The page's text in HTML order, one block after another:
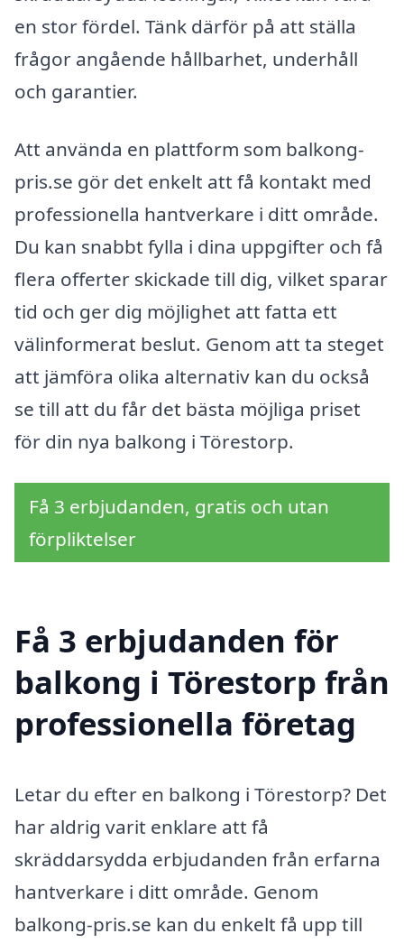
en stor fördel. Tänk därför på att ställa
frågor angående hållbarhet, underhåll
och garantier.
Att använda en plattform som balkong-
pris.se gör det enkelt att få kontakt med
professionella hantverkare i ditt område.
Du kan snabbt fylla i dina uppgifter och få
flera offerter skickade till dig, vilket sparar
tid och ger dig möjlighet att fatta ett
välinformerat beslut. Genom att ta steget
att jämföra olika alternativ kan du också
se till att du får det bästa möjliga priset
för din nya balkong i Törestorp.
Få 3 erbjudanden, gratis och utan
förpliktelser
Få 3 erbjudanden för
balkong i Törestorp från
professionella företag
Letar du efter en balkong i Törestorp? Det
har aldrig varit enklare att få
skräddarsydda erbjudanden från erfarna
hantverkare i ditt område. Genom
balkong-pris.se kan du enkelt få upp till